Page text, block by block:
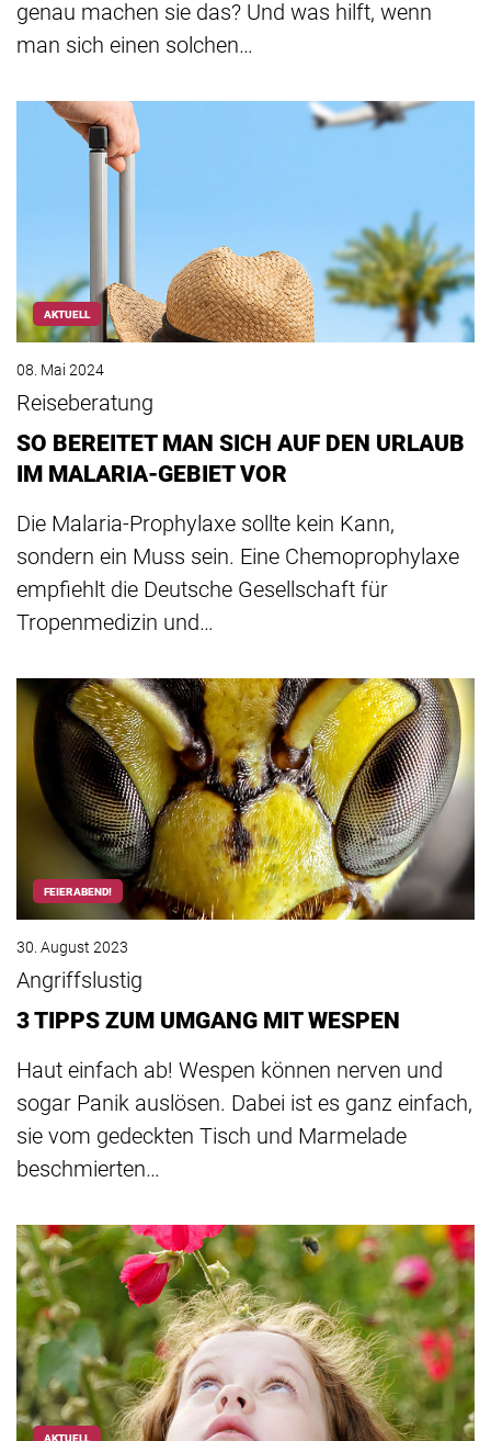
genau machen sie das? Und was hilft, wenn
man sich einen solchen…
AKTUELL
08. Mai 2024
Reiseberatung
SO BEREITET MAN SICH AUF DEN URLAUB
IM MALARIA-GEBIET VOR
Die Malaria-Prophylaxe sollte kein Kann,
sondern ein Muss sein. Eine Chemoprophylaxe
empfiehlt die Deutsche Gesellschaft für
Tropenmedizin und…
FEIERABEND!
30. August 2023
Angriffslustig
3 TIPPS ZUM UMGANG MIT WESPEN
Haut einfach ab! Wespen können nerven und
sogar Panik auslösen. Dabei ist es ganz einfach,
sie vom gedeckten Tisch und Marmelade
beschmierten…
AKTUELL